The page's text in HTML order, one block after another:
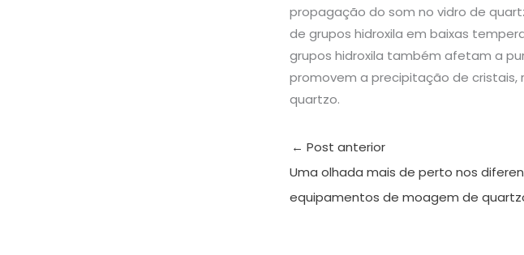
propagação do som no vidro de
de grupos hidroxila em baixas
grupos hidroxila também afetam a
promovem a precipitação de
quartzo.
← Post anterior
Uma olhada mais de perto nos
equipamentos de moagem de